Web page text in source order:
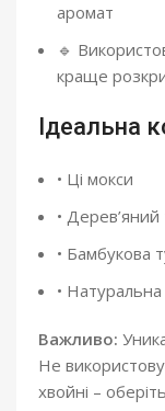
аромат
🔹
краще
Ідеальна
• Ці мокси
•
• Бамбукова
•
Важливо:
Не
хвойні –